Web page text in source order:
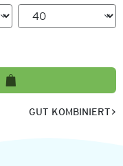
GUT KOMBINIERT